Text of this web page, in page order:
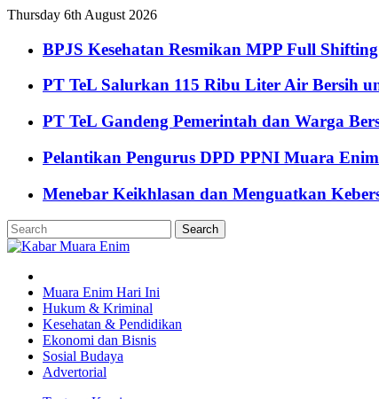
Thursday 6th August 2026
BPJS Kesehatan Resmikan MPP Full
PT TeL Salurkan 115 Ribu Liter Air Bersih
PT TeL Gandeng Pemerintah dan Warga
Pelantikan Pengurus DPD PPNI Muara
Menebar Keikhlasan dan Menguatkan
Muara Enim Hari Ini
Hukum & Kriminal
Kesehatan & Pendidikan
Ekonomi dan Bisnis
Sosial Budaya
Advertorial